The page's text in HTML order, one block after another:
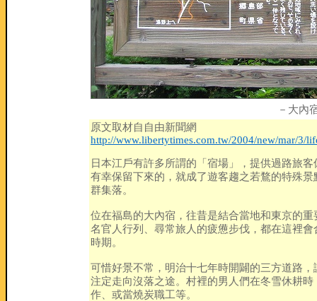
－大內
原文取材自自由新聞網
http://www.libertytimes.com.tw/2004/new/mar/3/
日本江戶有許多所謂的「宿場」，提供過路旅
有幸保留下來的，就成了遊客趨之若鶩的特殊
群集落。
位在福島的大內宿，往昔是結合當地和東京的
名官人行列、尋常旅人的疲憊步伐，都在這裡
時期。
可惜好景不常，明治十七年時開闢的三方道路
注定走向沒落之途。村裡的男人們在冬雪休耕
作、或當燒炭職工等。